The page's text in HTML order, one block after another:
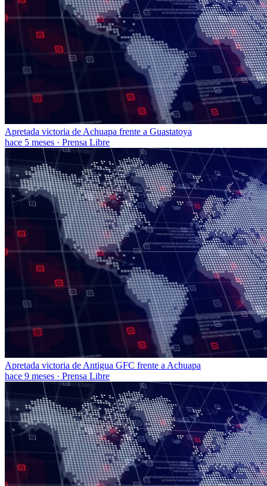
Apretada victoria de Achuapa frente a Guastatoya
hace 5 meses · Prensa Libre
Apretada victoria de Antigua GFC frente a Achuapa
hace 9 meses · Prensa Libre